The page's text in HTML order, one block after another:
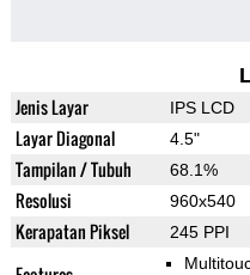
Jenis Layar IPS LCD
Layar Diagonal 4.5"
Tampilan / Tubuh 68.1%
Resolusi 960x540
Kerapatan Piksel 245 PPI